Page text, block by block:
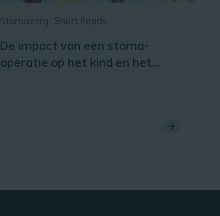
Stomazorg Short Reads
De impact van een stoma-
operatie op het kind en het